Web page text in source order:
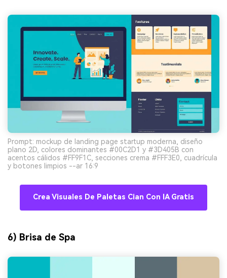
Prompt: mockup de landing page startup moderna, diseño
plano 2D, colores dominantes #00C2D1 y #3D405B con
acentos cálidos #FF9F1C, secciones crema #FFF3E0, cuadrícula
y botones limpios --ar 16:9
Crea Visuales De Paletas Cian Con IA Gratis
6) Brisa de Spa